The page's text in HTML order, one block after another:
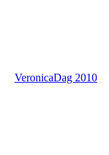
VeronicaDag 2010